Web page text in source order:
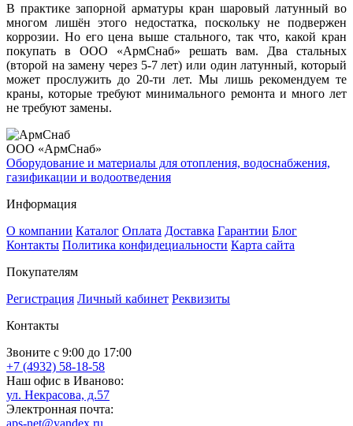
В практике запорной арматуры кран шаровый латунный во
многом лишён этого недостатка, поскольку не подвержен
коррозии. Но его цена выше стального, так что, какой кран
покупать в ООО «АрмСнаб» решать вам. Два стальных
(второй на замену через 5-7 лет) или один латунный, который
может прослужить до 20-ти лет. Мы лишь рекомендуем те
краны, которые требуют минимального ремонта и много лет
не требуют замены.
ООО «АрмСнаб»
Оборудование и материалы для отопления, водоснабжения,
газификации и водоотведения
Информация
О компании Каталог Оплата Доставка Гарантии Блог
Контакты Политика конфидециальности Карта сайта
Покупателям
Регистрация Личный кабинет Реквизиты
Контакты
Звоните с 9:00 до 17:00
+7 (4932) 58-18-58
Наш офис в Иваново:
ул. Некрасова, д.57
Электронная почта:
aps-net@yandex.ru